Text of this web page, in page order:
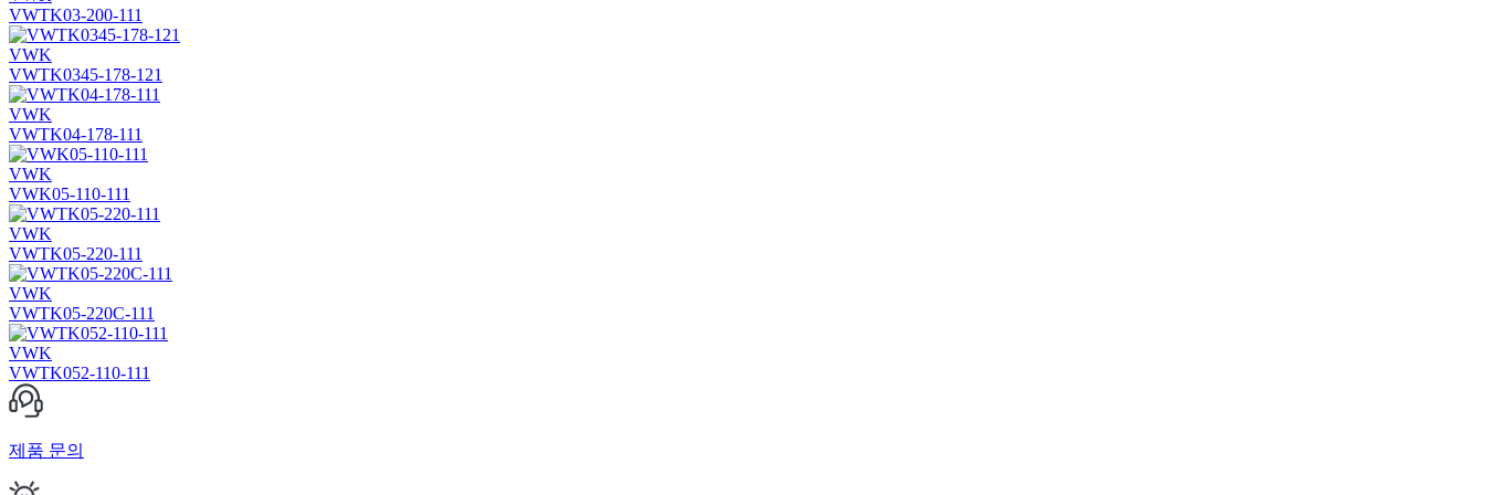
VWTK03-200-111
VWK
VWTK0345-178-121
VWK
VWTK04-178-111
VWK
VWK05-110-111
VWK
VWTK05-220-111
VWK
VWTK05-220C-111
VWK
VWTK052-110-111
제품 문의